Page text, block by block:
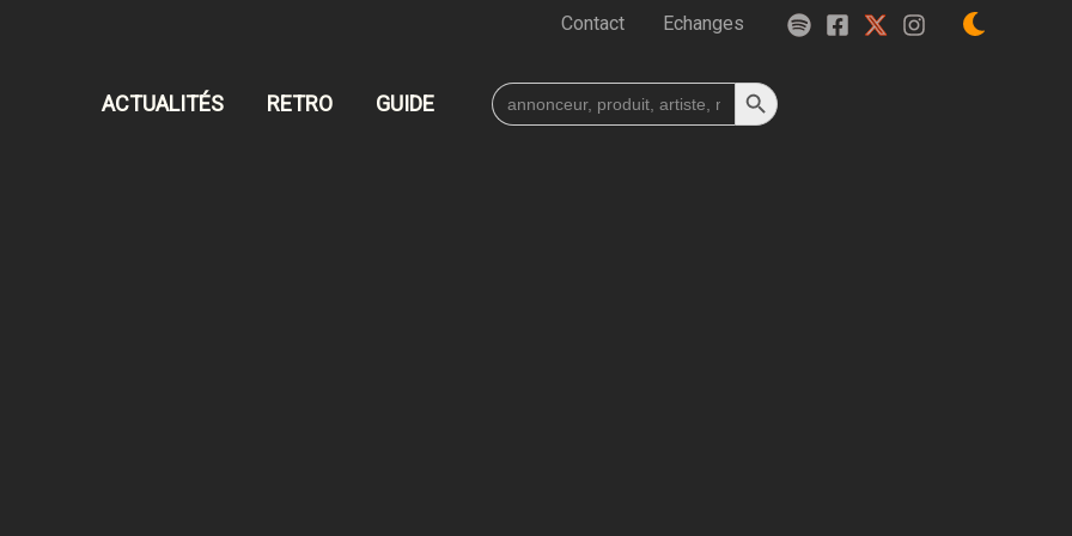
Contact Echanges
ACTUALITÉS RETRO GUIDE
Search
for:
Search Button